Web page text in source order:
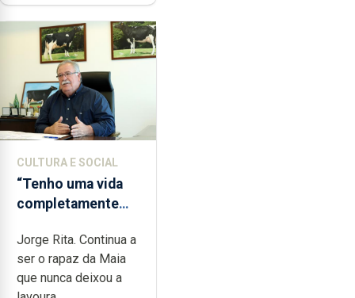
CULTURA E SOCIAL
“Tenho uma vida
completamente
dedicação, gosto e
muita paixão”
Jorge Rita. Continua a
ser o rapaz da Maia
que nunca deixou a